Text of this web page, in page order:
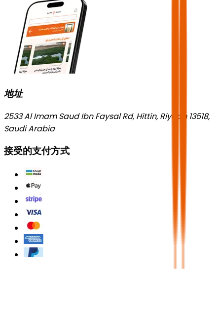
地址
2533 Al Imam Saud Ibn Faysal Rd, Hittin, Riyadh 13518,
Saudi Arabia
接受的支付方式